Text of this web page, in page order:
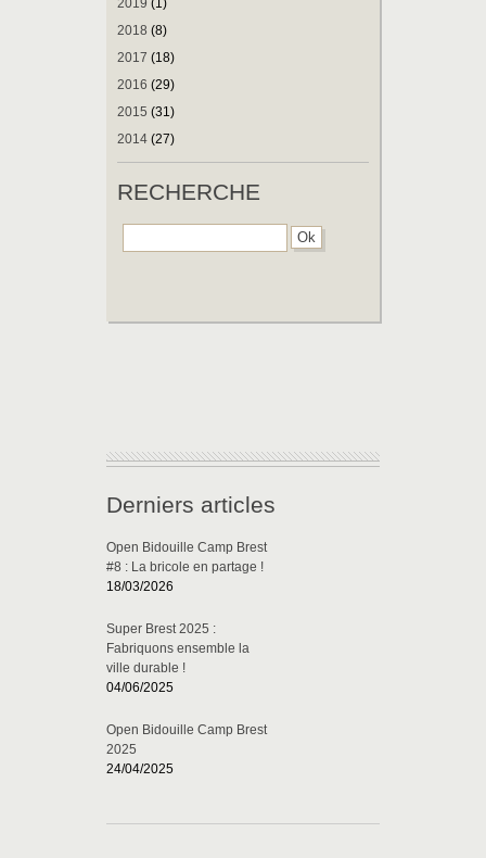
2019 (1)
2018 (8)
2017 (18)
2016 (29)
2015 (31)
2014 (27)
RECHERCHE
Derniers articles
Open Bidouille Camp Brest
#8 : La bricole en partage !
18/03/2026
Super Brest 2025 :
Fabriquons ensemble la
ville durable !
04/06/2025
Open Bidouille Camp Brest
2025
24/04/2025